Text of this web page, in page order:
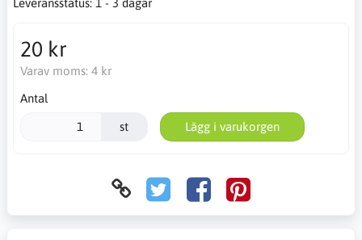
Leveransstatus: 1 - 3 dagar
20 kr
Varav moms: 4 kr
Antal
st Lägg i varukorgen